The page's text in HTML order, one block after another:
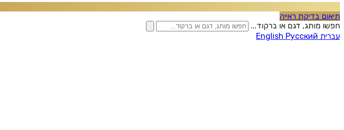
תיאום בדיקת ראייה
חפשו מותג, דגם או ברקוד...
עברית
English Русский